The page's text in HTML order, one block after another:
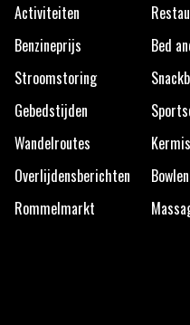
Activiteiten
Benzineprijs
Stroomstoring
Gebedstijden
Wandelroutes
Overlijdensberichten
Rommelmarkt
Bed
Kermis
Bowlen